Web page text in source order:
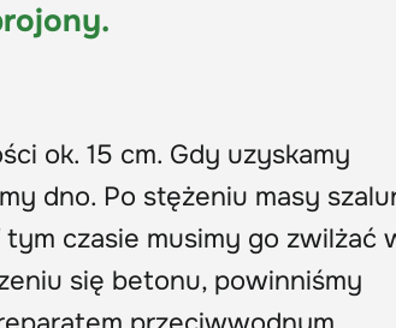
ok. 15 cm. Gdy uzyskamy
dno. Po stężeniu masy
czasie musimy go zwilżać
się betonu, powinniśmy